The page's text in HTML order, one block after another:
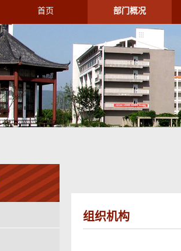
首页 部门概况
组织机构